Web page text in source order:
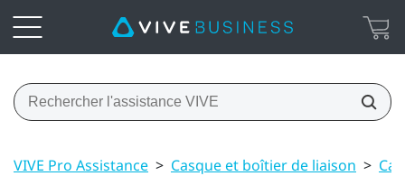
VIVE Pro Assistance > Casque et boîtier de liaison >